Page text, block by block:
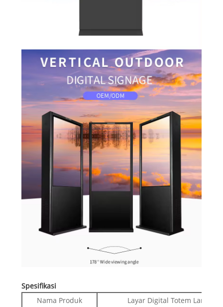
Spesifikasi
Nama Produk
Layar Digital Totem Lantai